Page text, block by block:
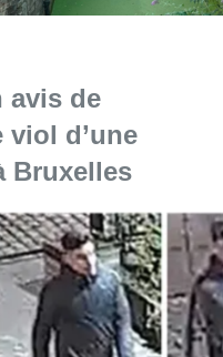
avis de
viol d’une
Bruxelles